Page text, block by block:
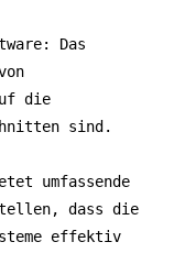
Das
die
sind.
umfassende
dass die
effektiv